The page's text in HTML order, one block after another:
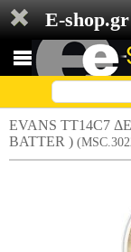
E-
EVANS TT14C7
BATTER )